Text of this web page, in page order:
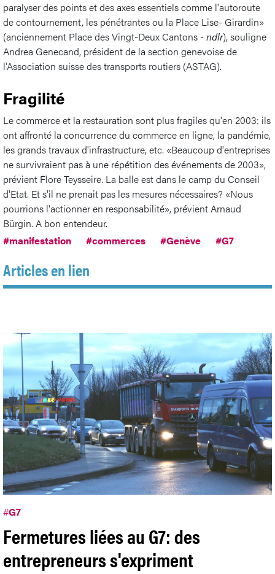
paralyser des points et des axes essentiels comme l'autoroute
de contournement, les pénétrantes ou la Place Lise- Girardin»
(anciennement Place des Vingt-Deux Cantons - ndlr), souligne
Andrea Genecand, président de la section genevoise de
l'Association suisse des transports routiers (ASTAG).
Fragilité
Le commerce et la restauration sont plus fragiles qu'en 2003: ils
ont affronté la concurrence du commerce en ligne, la pandémie,
les grands travaux d'infrastructure, etc. «Beaucoup d'entreprises
ne survivraient pas à une répétition des événements de 2003»,
prévient Flore Teysseire. La balle est dans le camp du Conseil
d'Etat. Et s'il ne prenait pas les mesures nécessaires? «Nous
pourrions l'actionner en responsabilité», prévient Arnaud
Bürgin. A bon entendeur.
#manifestation
#commerces #Genève #G7
Articles en lien
#G7
Fermetures liées au G7: des
entrepreneurs s'expriment